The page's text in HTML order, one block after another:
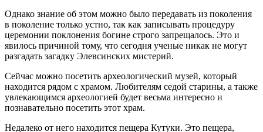
Однако знание об этом можно было передавать из поколения
в поколение только устно, так как записывать процедуру
церемонии поклонения богине строго запрещалось. Это и
явилось причиной тому, что сегодня ученые никак не могут
разгадать загадку Элевсинских мистерий.
Сейчас можно посетить археологический музей, который
находится рядом с храмом. Любителям седой старины, а также
увлекающимся археологией будет весьма интересно и
познавательно посетить этот храм.
Недалеко от него находится пещера Кутуки. Это пещера,